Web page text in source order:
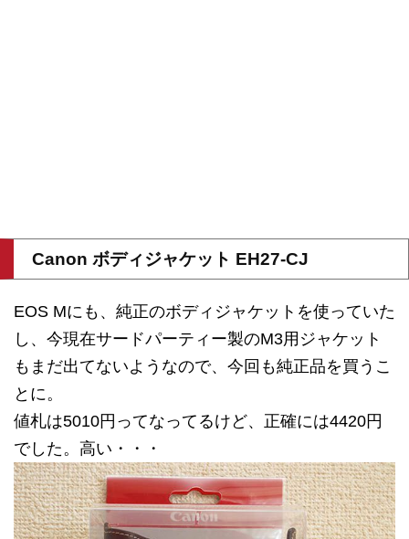
Canon ボディジャケット EH27-CJ
EOS Mにも、純正のボディジャケットを使っていた
し、今現在サードパーティー製のM3用ジャケット
もまだ出てないようなので、今回も純正品を買うこ
とに。
値札は5010円ってなってるけど、正確には4420円
でした。高い・・・